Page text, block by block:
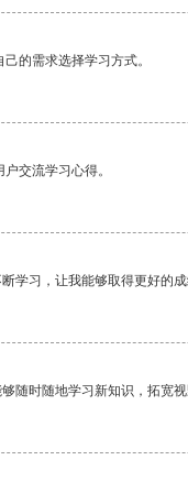
的需求选择学习方式。
交流学习心得。
学习，让我能够取得更好的成
随时随地学习新知识，拓宽视